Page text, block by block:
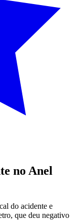
no Anel
do acidente e
que deu negativo